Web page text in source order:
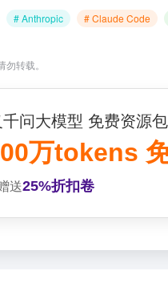
# Anthropic # Claude Code
转载。
问大模型 免费资源包
万tokens
送25%折扣卷